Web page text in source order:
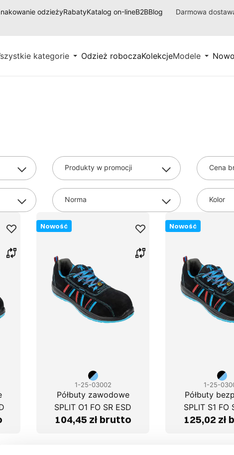
odzieżyRabatyKatalog on-lineB2BBlog Darmowa
kategorie Odzież roboczaKolekcjeModele
Produkty w promocji
Cena
Norma Kolor
Nowość
1-25-03002
Półbuty zawodowe
SPLIT O1 FO SR ESD
104,45 zł brutto
Nowość
1-25-
Półbuty
SPLIT S1 FO
125,02 zł